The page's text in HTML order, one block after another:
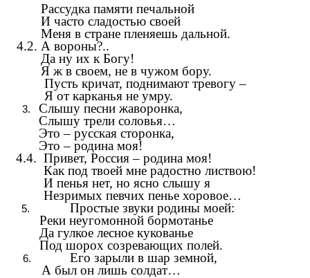
Рассудка памяти печальной
И часто сладостью своей
Меня в стране пленяешь дальной.
4.2. А вороны?..
Да ну их к Богу!
Я ж в своем, не в чужом бору.
Пусть кричат, поднимают тревогу –
Я от карканья не умру.
Слышу песни жаворонка,
Слышу трели соловья…
Это – русская сторонка,
Это – родина моя!
4.4. Привет, Россия – родина моя!
Как под твоей мне радостно листвою!
И пенья нет, но ясно слышу я
Незримых певчих пенье хоровое…
Простые звуки родины моей:
Реки неугомонной бормотанье
Да гулкое лесное кукованье
Под шорох созревающих полей.
Его зарыли в шар земной,
А был он лишь солдат…